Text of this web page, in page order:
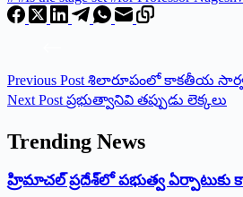
Previous Post శిలారూపంలో కాకతీయ
Next Post ప్ర‌భుత్వానివి త‌ప్పుడు లెక్క‌లు
Trending News
‌హ్రిమాచల్‌ ‌ప్రదేశ్‌లో పభుత్వ ఏర్పాటుకు